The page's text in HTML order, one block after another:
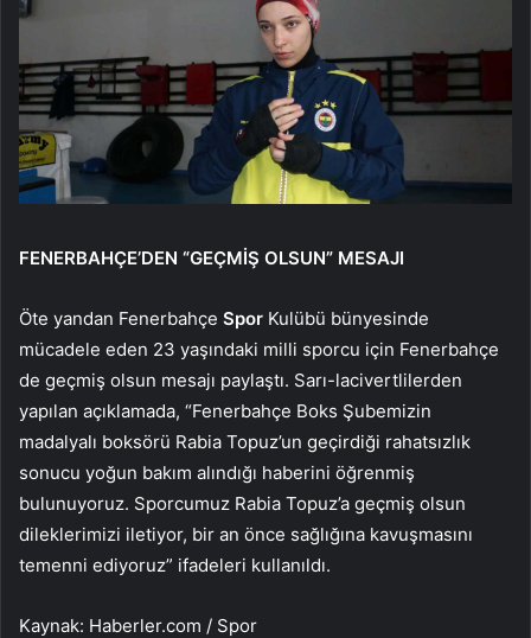
FENERBAHÇE’DEN “GEÇMİŞ OLSUN” MESAJI
Öte yandan Fenerbahçe Spor Kulübü bünyesinde
mücadele eden 23 yaşındaki milli sporcu için Fenerbahçe
de geçmiş olsun mesajı paylaştı. Sarı-lacivertlilerden
yapılan açıklamada, “Fenerbahçe Boks Şubemizin
madalyalı boksörü Rabia Topuz’un geçirdiği rahatsızlık
sonucu yoğun bakım alındığı haberini öğrenmiş
bulunuyoruz. Sporcumuz Rabia Topuz’a geçmiş olsun
dileklerimizi iletiyor, bir an önce sağlığına kavuşmasını
temenni ediyoruz” ifadeleri kullanıldı.
Kaynak: Haberler.com / Spor